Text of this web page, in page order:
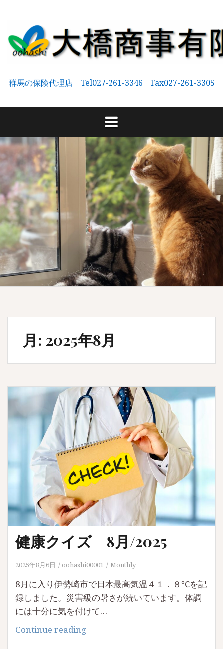
群馬の保険代理店 Tel027-261-3346 Fax027-261-3305
月: 2025年8月
健康クイズ 8月/2025
2025年8月6日 oohashi00001 Monthly
8月に入り伊勢崎市で日本最高気温４１．８℃を記
録しました。災害級の暑さが続いています。体調
には十分に気を付けて…
Continue reading健